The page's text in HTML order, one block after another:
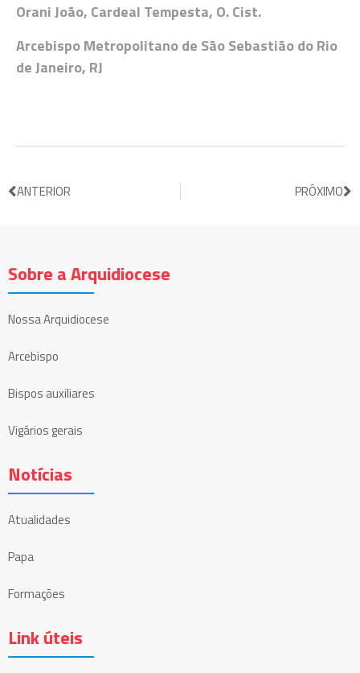
Orani João, Cardeal Tempesta, O. Cist.
Arcebispo Metropolitano de São Sebastião do Rio
de Janeiro, RJ
ANTERIOR PRÓXIMO
Sobre a Arquidiocese
Nossa Arquidiocese
Arcebispo
Bispos auxiliares
Vigários gerais
Notícias
Atualidades
Papa
Formações
Link úteis